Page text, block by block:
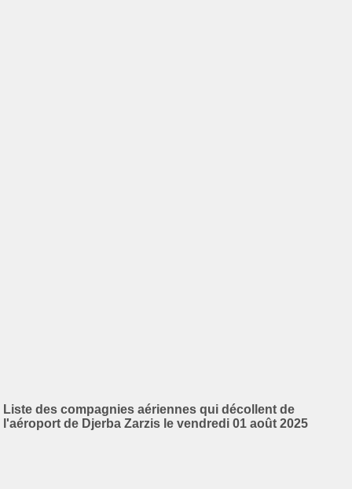
Liste des compagnies aériennes qui décollent de
l'aéroport de Djerba Zarzis le vendredi 01 août 2025